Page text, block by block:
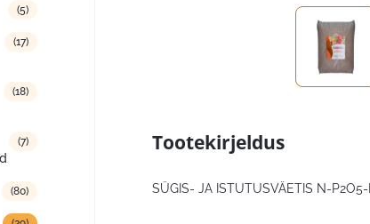
(5)
(17)
(18)
(7)
(80)
Tootekirjeldus
SÜGIS- JA ISTUTUSVÄETIS N-